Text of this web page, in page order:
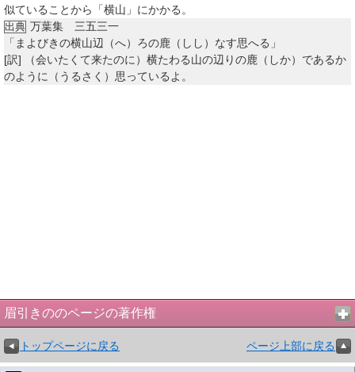
似ていることから「横山」にかかる。
出典 万葉集 三五三一
「まよびきの横山辺（へ）ろの鹿（しし）なす思へる」
[訳] （会いたくて来たのに）横たわる山の辺りの鹿（しか）であるか
のように（うるさく）思っているよ。
眉引きののページの著作権
トップページに戻る ページ上部に戻る